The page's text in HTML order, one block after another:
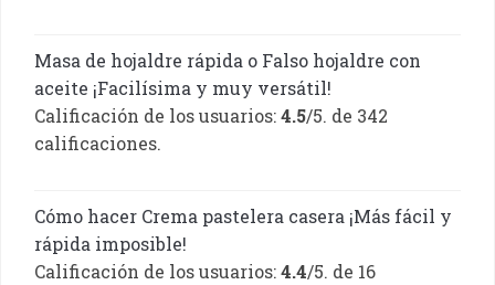
Masa de hojaldre rápida o Falso hojaldre con
aceite ¡Facilísima y muy versátil!
Calificación de los usuarios:4.5/5. de 342
calificaciones.
Cómo hacer Crema pastelera casera ¡Más fácil y
rápida imposible!
Calificación de los usuarios:4.4/5. de 16